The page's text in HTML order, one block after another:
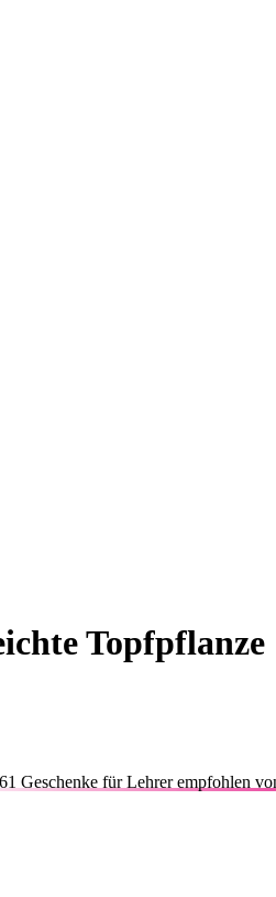
Topfpflanze
61 Geschenke für Lehrer empfohlen